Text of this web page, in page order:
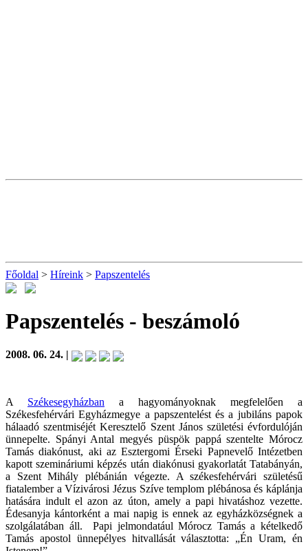
Főoldal > Híreink > Papszentelés
Papszentelés - beszámoló
2008. 06. 24. |
A Székesegyházban a hagyományoknak megfelelően a
Székesfehérvári Egyházmegye a papszentelést és a jubiláns papok
hálaadó szentmiséjét Keresztelő Szent János születési évfordulóján
ünnepelte. Spányi Antal megyés püspök pappá szentelte Mórocz
Tamás diakónust, aki az Esztergomi Érseki Papnevelő Intézetben
kapott szemináriumi képzés után diakónusi gyakorlatát Tatabányán,
a Szent Mihály plébánián végezte. A székesfehérvári születésű
fiatalember a Vízivárosi Jézus Szíve templom plébánosa és káplánja
hatására indult el azon az úton, amely a papi hivatáshoz vezette.
Édesanyja kántorként a mai napig is ennek az egyházközségnek a
szolgálatában áll. Papi jelmondatául Mórocz Tamás a kételkedő
Tamás apostol ünnepélyes hitvallását választotta: „Én Uram, én